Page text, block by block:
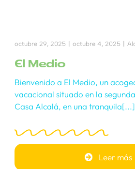
octubre 29, 2025 octubre 4, 2025
El Medio
Bienvenido a El Medio, un
vacacional situado en la
Casa Alcalá, en una tranquila[...]
Leer más